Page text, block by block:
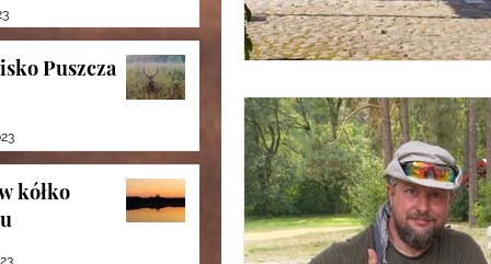
Puszcza
kółko